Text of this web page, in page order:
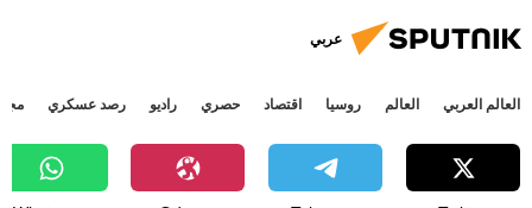
عربي
العالم العربي العالم روسيا اقتصاد حصري راديو رصد عسكري